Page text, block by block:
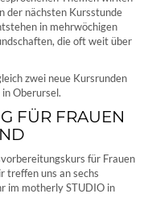
der nächsten Kursstunde
in mehrwöchigen
die oft weit über
zwei neue Kursrunden
Oberursel.
FÜR FRAUEN
für Frauen
treffen uns an sechs
im motherly STUDIO in